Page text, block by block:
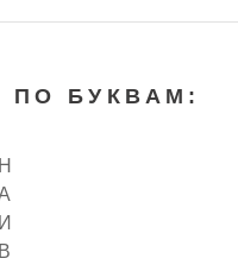
ПО БУКВАМ: